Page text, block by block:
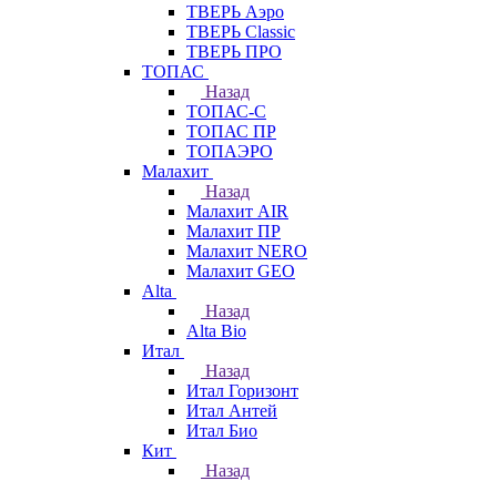
ТВЕРЬ Аэро
ТВЕРЬ Classic
ТВЕРЬ ПРО
ТОПАС
Назад
ТОПАС-С
ТОПАС ПР
ТОПАЭРО
Малахит
Назад
Малахит AIR
Малахит ПР
Малахит NERO
Малахит GEO
Alta
Назад
Alta Bio
Итал
Назад
Итал Горизонт
Итал Антей
Итал Био
Кит
Назад